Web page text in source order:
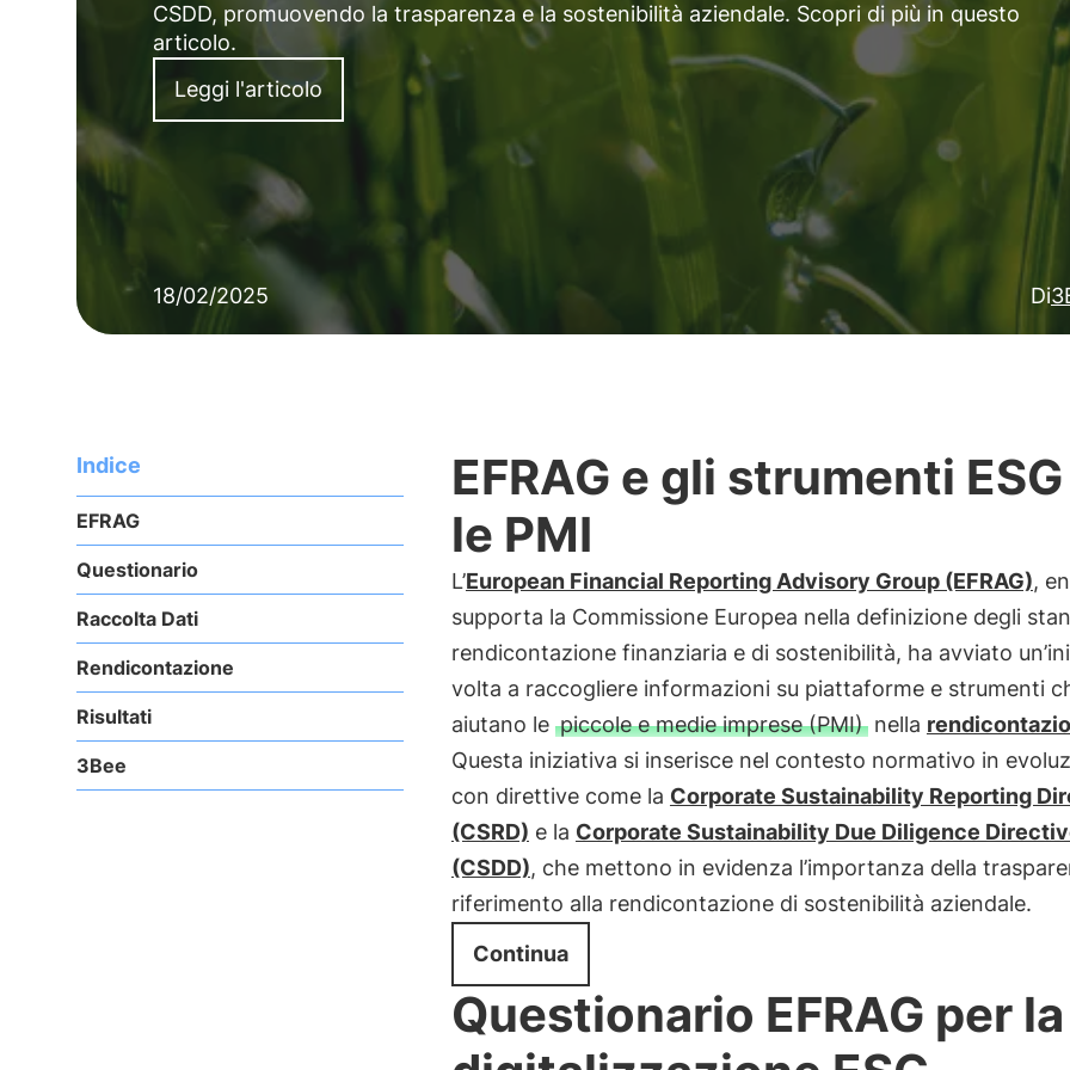
CSDD, promuovendo la trasparenza e la sostenibilità aziendale. Scopri di più in questo
articolo.
Leggi l'articolo
18/02/2025 Di
Indice
EFRAG
Questionario
Raccolta Dati
Rendicontazione
Risultati
3Bee
EFRAG e gli strumenti
le PMI
L’European Financial Reporting Advisory Group (EFRAG),
supporta la Commissione Europea nella definizione degli
rendicontazione finanziaria e di sostenibilità, ha avviato
volta a raccogliere informazioni su piattaforme e strumenti
aiutano le piccole e medie imprese (PMI)nella
Questa iniziativa si inserisce nel contesto normativo in
con direttive come la Corporate Sustainability Reporting
(CSRD) e la Corporate Sustainability Due Diligence
(CSDD), che mettono in evidenza l’importanza della
riferimento alla rendicontazione di sostenibilità aziendale.
Continua
Questionario EFRAG per la